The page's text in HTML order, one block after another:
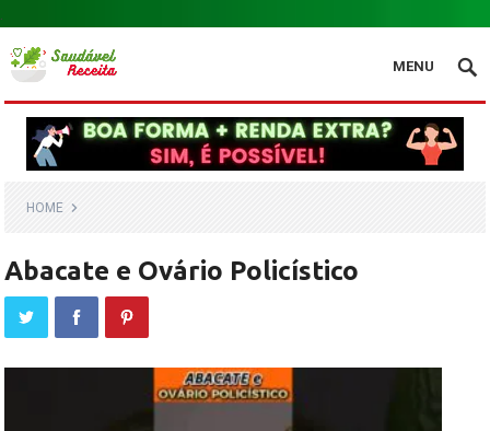
.
MENU
HOME
Abacate e Ovário Policístico